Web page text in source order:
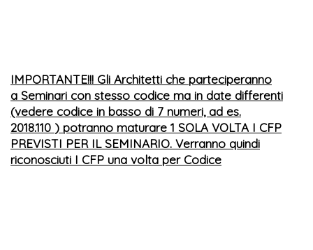
IMPORTANTE!!! Gli Architetti che parteciperanno
a Seminari con stesso codice ma in date differenti
(vedere codice in basso di 7 numeri, ad es.
2018.110 ) potranno maturare 1 SOLA VOLTA I CFP
PREVISTI PER IL SEMINARIO. Verranno quindi
riconosciuti I CFP una volta per Codice